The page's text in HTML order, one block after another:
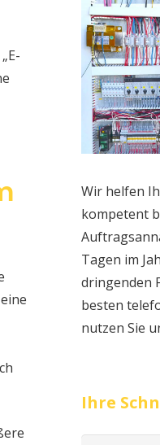
Wir helfen
kompetent beim E-Check. Unser telefonische
Tagen im
dringenden Fällen kontaktieren Sie uns am
besten
nutzen Sie
Ihre